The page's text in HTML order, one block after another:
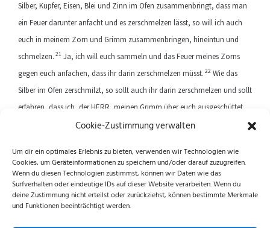
Cookie-Zustimmung verwalten
Um dir ein optimales Erlebnis zu bieten, verwenden wir Technologien wie
Cookies, um Geräteinformationen zu speichern und/oder darauf zuzugreifen.
Wenn du diesen Technologien zustimmst, können wir Daten wie das
Surfverhalten oder eindeutige IDs auf dieser Website verarbeiten. Wenn du
deine Zustimmung nicht erteilst oder zurückziehst, können bestimmte Merkmale
und Funktionen beeinträchtigt werden.
Silber, Kupfer, Eisen, Blei und Zinn im Ofen zusammenbringt, dass man
ein Feuer darunter anfacht und es zerschmelzen lässt, so will ich auch
euch in meinem Zorn und Grimm zusammenbringen, hineintun und
schmelzen. 21 Ja, ich will euch sammeln und das Feuer meines Zorns
gegen euch anfachen, dass ihr darin zerschmelzen müsst. 22 Wie das
Silber im Ofen zerschmilzt, so sollt auch ihr darin zerschmelzen und sollt
erfahren, dass ich, der HERR, meinen Grimm über euch ausgeschüttet
Next article
Previous article
Folge uns auf Instagram und Facebook!